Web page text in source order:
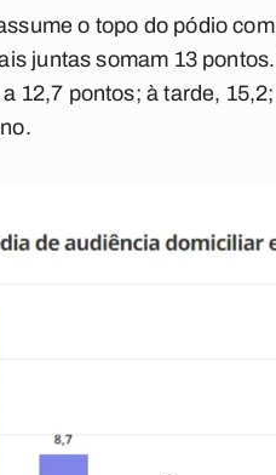
o topo do pódio
juntas somam 13
12,7 pontos; à tarde,